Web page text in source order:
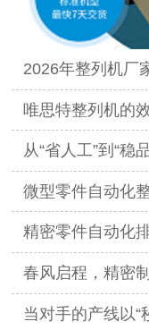
2026年整列机厂家对
唯思特整列机的效
从“省人工”到“稳品
微型零件自动化
精密零件自动化
春风启程，精密制造再
当对手的产线以“秒”为节拍重组生